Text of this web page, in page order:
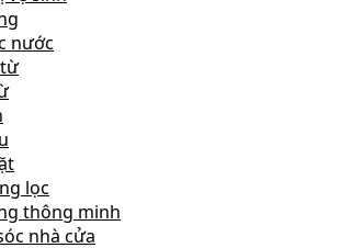
nước
lọc
thông minh
nhà cửa